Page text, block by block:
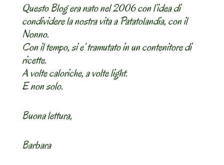
Questo Blog era nato nel 2006 con l’idea di
condividere la nostra vita a Patatolandia, con il
Nonno.
Con il tempo, si e’ tramutato in un contenitore di
ricette.
A volte caloriche, a volte light.
E non solo.
Buona lettura,
Barbara